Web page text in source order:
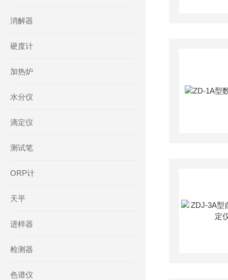
消解器
硬度计
加热炉
水分仪
滴定仪
测试笔
ORP计
天平
进样器
检测器
色谱仪